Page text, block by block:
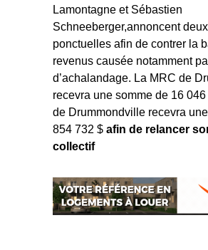
Lamontagne et Sébastien
Schneeberger,annoncent
ponctuelles afin de contrer la
revenus causée notamment
d’achalandage. La MRC de
recevra une somme de 16
de Drummondville recevra
854 732 $ afin de relancer
collectif